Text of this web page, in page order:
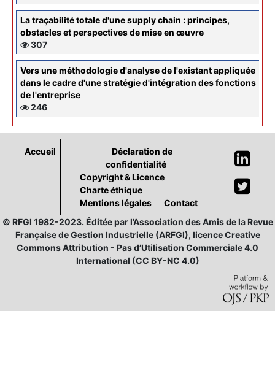
La traçabilité totale d'une supply chain : principes,
obstacles et perspectives de mise en œuvre
307
Vers une méthodologie d'analyse de l'existant appliquée
dans le cadre d'une stratégie d'intégration des fonctions
de l'entreprise
246
Accueil
Déclaration de
confidentialité
Copyright & Licence
Charte éthique
Mentions légales
Contact
© RFGI 1982-2023. Éditée par l’Association des Amis de la Revue
Française de Gestion Industrielle (ARFGI), licence Creative
Commons Attribution - Pas d’Utilisation Commerciale 4.0
International (CC BY-NC 4.0)